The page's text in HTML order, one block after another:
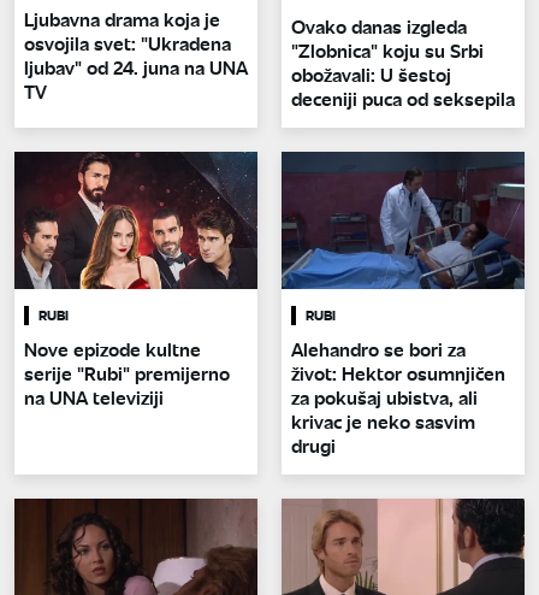
Ljubavna drama koja je
osvojila svet: "Ukradena
ljubav" od 24. juna na UNA
TV
Ovako danas izgleda
"Zlobnica" koju su Srbi
obožavali: U šestoj
deceniji puca od seksepila
RUBI
Nove epizode kultne
serije "Rubi" premijerno
na UNA televiziji
RUBI
Alehandro se bori za
život: Hektor osumnjičen
za pokušaj ubistva, ali
krivac je neko sasvim
drugi